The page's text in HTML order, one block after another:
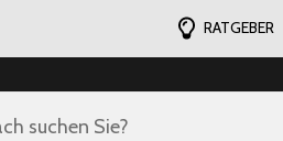
RATGEBER
suchen Sie?